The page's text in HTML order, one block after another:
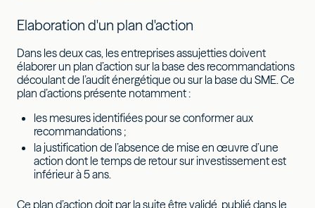
Elaboration d'un plan d'action
Dans les deux cas, les entreprises assujetties doivent
élaborer un plan d’action sur la base des recommandations
découlant de l’audit énergétique ou sur la base du SME. Ce
plan d’actions présente notamment :
les mesures identifiées pour se conformer aux
recommandations ;
la justification de l’absence de mise en œuvre d’une
action dont le temps de retour sur investissement est
inférieur à 5 ans.
Ce plan d’action doit par la suite être validé, publié dans le